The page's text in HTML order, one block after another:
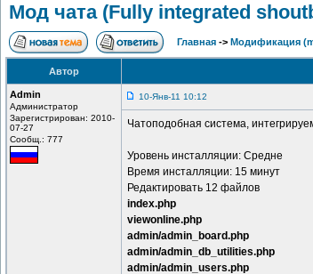
Мод чата (Fully integrated
Главная -> Модификация
Автор
Admin
Администратор
Зарегистрирован: 2010-
07-27
Сообщ.: 777
10-Янв-11 10:12
Чатоподобная система,
Уровень инсталляции: Средне
Время инсталляции: 15 минут
Редактировать 12 файлов
index.php
viewonline.php
admin/admin_board.php
admin/admin_db_utilities.php
admin/admin_users.php